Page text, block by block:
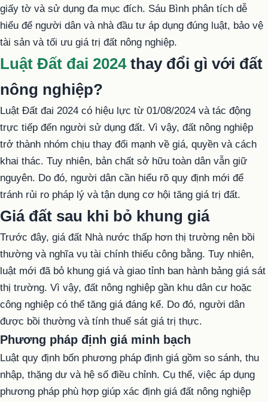
giấy tờ và sử dụng đa mục đích. Sáu Bình phân tích dễ
hiểu để người dân và nhà đầu tư áp dụng đúng luật, bảo vệ
tài sản và tối ưu giá trị đất nông nghiệp.
Luật Đất đai 2024thay đổi gì với đất
nông nghiệp?
Luật Đất đai 2024 có hiệu lực từ 01/08/2024 và tác động
trực tiếp đến người sử dụng đất. Vì vậy, đất nông nghiệp
trở thành nhóm chịu thay đổi mạnh về giá, quyền và cách
khai thác. Tuy nhiên, bản chất sở hữu toàn dân vẫn giữ
nguyên. Do đó, người dân cần hiểu rõ quy định mới để
tránh rủi ro pháp lý và tận dụng cơ hội tăng giá trị đất.
Giá đất sau khi bỏ khung giá
Trước đây, giá đất Nhà nước thấp hơn thị trường nên bồi
thường và nghĩa vụ tài chính thiếu công bằng. Tuy nhiên,
luật mới đã bỏ khung giá và giao tỉnh ban hành bảng giá sát
thị trường. Vì vậy, đất nông nghiệp gần khu dân cư hoặc
công nghiệp có thể tăng giá đáng kể. Do đó, người dân
được bồi thường và tính thuế sát giá trị thực.
Phương pháp định giá minh bạch
Luật quy định bốn phương pháp định giá gồm so sánh, thu
nhập, thặng dư và hệ số điều chỉnh. Cụ thể, việc áp dụng
phương pháp phù hợp giúp xác định giá đất nông nghiệp